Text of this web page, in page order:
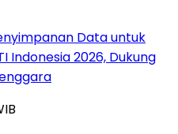
Data untuk
Indonesia 2026, Dukung